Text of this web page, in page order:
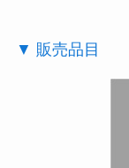
▼ 販売品目